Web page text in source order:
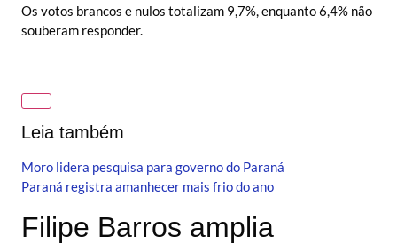
Os votos brancos e nulos totalizam 9,7%, enquanto 6,4% não
souberam responder.
Leia também
Moro lidera pesquisa para governo do Paraná
Paraná registra amanhecer mais frio do ano
Filipe Barros amplia